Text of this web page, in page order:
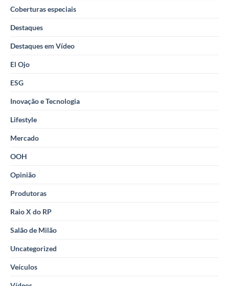
Coberturas especiais
Destaques
Destaques em Vídeo
El Ojo
ESG
Inovação e Tecnologia
Lifestyle
Mercado
OOH
Opinião
Produtoras
Raio X do RP
Salão de Milão
Uncategorized
Veículos